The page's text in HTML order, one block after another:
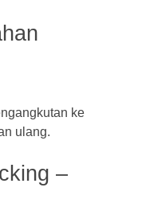
ke
ulang.
–